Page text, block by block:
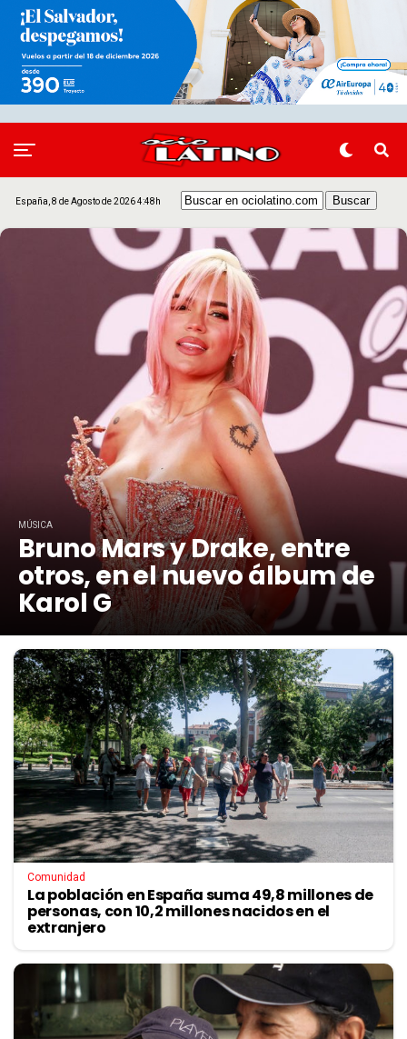
España, 8 de Agosto de 2026 4:48h
MÚSICA
Bruno Mars y Drake, entre
otros, en el nuevo álbum de
Karol G
Comunidad
La población en España suma 49,8 millones de
personas, con 10,2 millones nacidos en el
extranjero